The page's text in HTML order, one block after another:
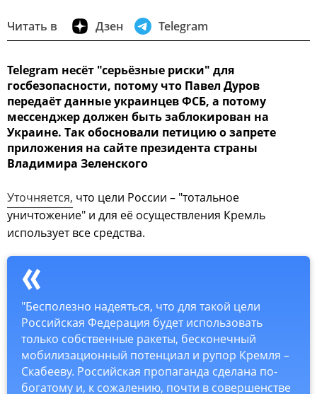
Читать в Дзен Telegram
Telegram несёт "серьёзные риски" для
госбезопасности, потому что Павел Дуров
передаёт данные украинцев ФСБ, а потому
мессенджер должен быть заблокирован на
Украине. Так обосновали петицию о запрете
приложения на сайте президента страны
Владимира Зеленского
Уточняется, что цели России – "тотальное
уничтожение" и для её осуществления Кремль
использует все средства.
"Бесполезно надеяться, что для такой цели
Российская Федерация будет использовать
только собственные ракеты, бесконечный
мобилизационный потенциал и рупор Кремля –
Скабееву. Российская пропаганда сделана по-
богатому и, к сожалению, почти в совершенстве